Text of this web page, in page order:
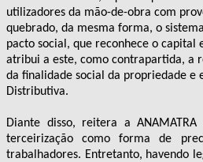
utilizadores da mão-de-obra com
quebrado, da mesma forma, o
pacto social, que reconhece o capital
atribui a este, como contrapartida, a
da finalidade social da propriedade e
Distributiva.
Diante disso, reitera a
terceirização como forma de
trabalhadores. Entretanto, havendo